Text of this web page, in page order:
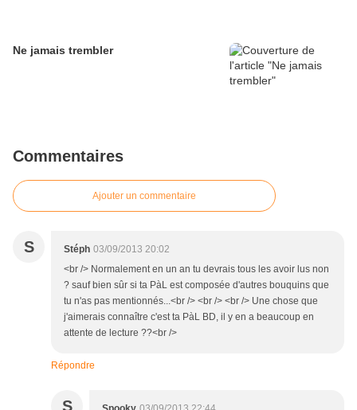
Ne jamais trembler
Commentaires
Ajouter un commentaire
S Stéph 03/09/2013 20:02
<br /> Normalement en un an tu devrais tous les avoir lus non
? sauf bien sûr si ta PàL est composée d'autres bouquins que
tu n'as pas mentionnés...<br /> <br /> <br /> Une chose que
j'aimerais connaître c'est ta PàL BD, il y en a beaucoup en
attente de lecture ??<br />
Répondre
S